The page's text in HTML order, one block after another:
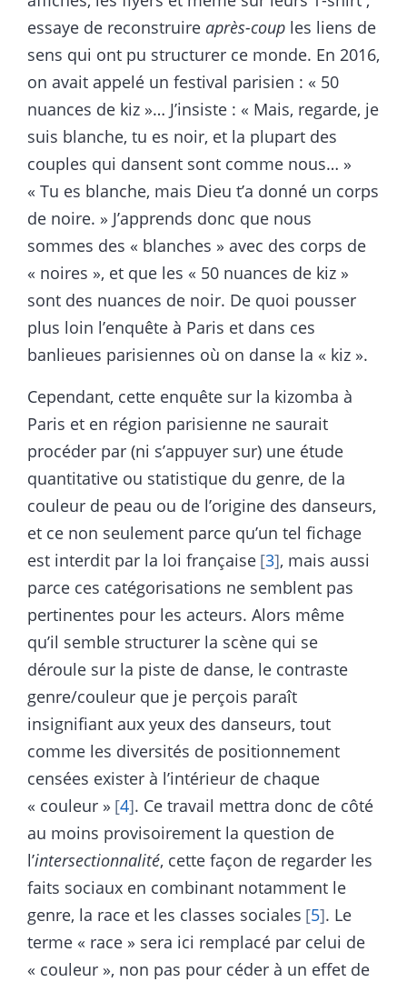
essaye de reconstruire après-coup les liens de
sens qui ont pu structurer ce monde. En 2016,
on avait appelé un festival parisien : « 50
nuances de kiz »… J’insiste : « Mais, regarde, je
suis blanche, tu es noir, et la plupart des
couples qui dansent sont comme nous… »
« Tu es blanche, mais Dieu t’a donné un corps
de noire. » J’apprends donc que nous
sommes des « blanches » avec des corps de
« noires », et que les « 50 nuances de kiz »
sont des nuances de noir. De quoi pousser
plus loin l’enquête à Paris et dans ces
banlieues parisiennes où on danse la « kiz ».
Cependant, cette enquête sur la kizomba à
Paris et en région parisienne ne saurait
procéder par (ni s’appuyer sur) une étude
quantitative ou statistique du genre, de la
couleur de peau ou de l’origine des danseurs,
et ce non seulement parce qu’un tel fichage
est interdit par la loi française 3 , mais aussi
parce ces catégorisations ne semblent pas
pertinentes pour les acteurs. Alors même
qu’il semble structurer la scène qui se
déroule sur la piste de danse, le contraste
genre/couleur que je perçois paraît
insignifiant aux yeux des danseurs, tout
comme les diversités de positionnement
censées exister à l’intérieur de chaque
« couleur » 4 . Ce travail mettra donc de côté
au moins provisoirement la question de
l’intersectionnalité, cette façon de regarder les
faits sociaux en combinant notamment le
genre, la race et les classes sociales 5 . Le
terme « race » sera ici remplacé par celui de
« couleur », non pas pour céder à un effet de